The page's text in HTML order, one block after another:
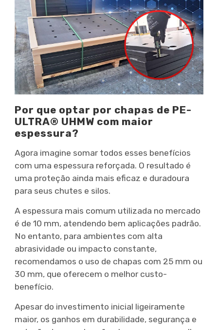
Por que optar por chapas de PE-
ULTRA® UHMW com maior
espessura?
Agora imagine somar todos esses benefícios
com uma espessura reforçada. O resultado é
uma proteção ainda mais eficaz e duradoura
para seus chutes e silos.
A espessura mais comum utilizada no mercado
é de 10 mm, atendendo bem aplicações padrão.
No entanto, para ambientes com alta
abrasividade ou impacto constante,
recomendamos o uso de chapas com 25 mm ou
30 mm, que oferecem o melhor custo-
benefício.
Apesar do investimento inicial ligeiramente
maior, os ganhos em durabilidade, segurança e